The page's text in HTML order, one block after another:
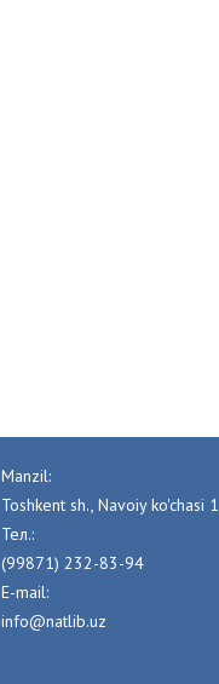
Manzil:
Toshkent sh., Navoiy ko'chasi 1
Тел.:
(99871) 232-83-94
E-mail:
info@natlib.uz